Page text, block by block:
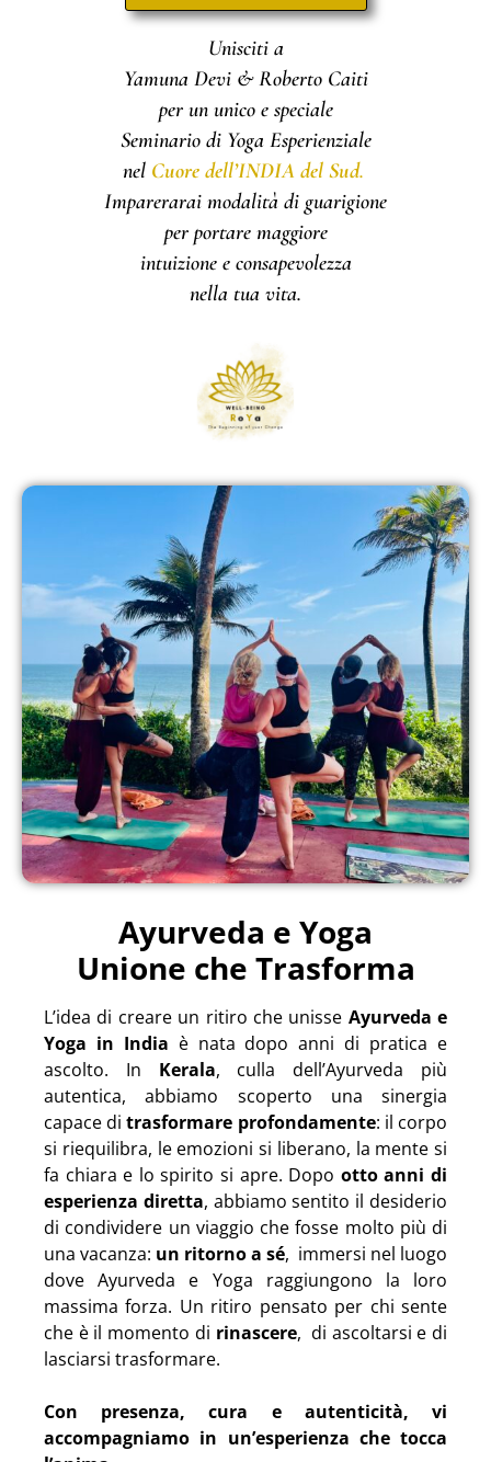
Unisciti a
Yamuna Devi & Roberto Caiti
per un unico e speciale
Seminario di Yoga Esperienziale
nel Cuore dell’INDIA del Sud.
Imparerarai modalità di guarigione
per portare maggiore
intuizione e consapevolezza
nella tua vita.
Ayurveda e Yoga
Unione che Trasforma
L’idea di creare un ritiro che unisse Ayurveda e
Yoga in India è nata dopo anni di pratica e
ascolto. In Kerala, culla dell’Ayurveda più
autentica, abbiamo scoperto una sinergia
capace ditrasformare profondamente: il corpo
si riequilibra, le emozioni si liberano, la mente si
fa chiara e lo spirito si apre. Dopo otto anni di
esperienza diretta, abbiamo sentito il desiderio
di condividere un viaggio che fosse molto più di
una vacanza: un ritorno a sé, immersi nel luogo
dove Ayurveda e Yoga raggiungono la loro
massima forza. Un ritiro pensato per chi sente
che è il momento di rinascere, di ascoltarsi e di
lasciarsi trasformare.
Con presenza, cura e autenticità, vi
accompagniamo in un’esperienza che tocca